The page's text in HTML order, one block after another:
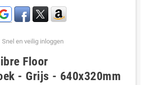
Snel en veilig inloggen
Floor
- Grijs - 640x320mm